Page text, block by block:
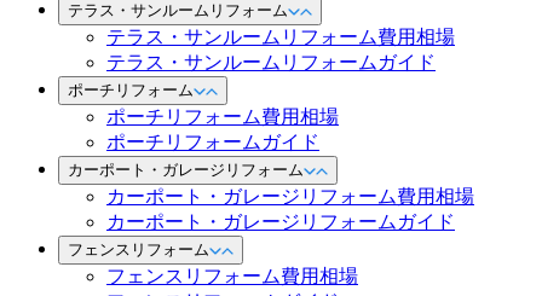
テラス・サンルームリフォーム
テラス・サンルームリフォーム費用相場
テラス・サンルームリフォームガイド
ポーチリフォーム
ポーチリフォーム費用相場
ポーチリフォームガイド
カーポート・ガレージリフォーム
カーポート・ガレージリフォーム費用相場
カーポート・ガレージリフォームガイド
フェンスリフォーム
フェンスリフォーム費用相場